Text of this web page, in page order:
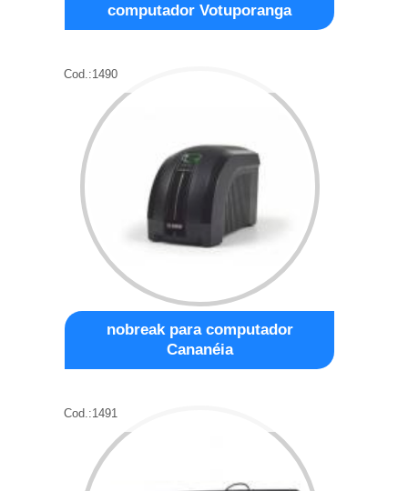
computador Votuporanga
Cod.:1490
nobreak para computador
Cananéia
Cod.:1491